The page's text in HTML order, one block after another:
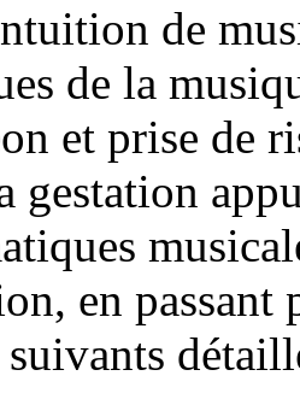
de
de la
et prise de
gestation
en
suivants